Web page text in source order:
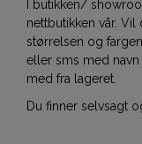
I butikken/
nettbutikken vår.
størrelsen og
eller sms med
med fra lageret.
Du finner selvsagt